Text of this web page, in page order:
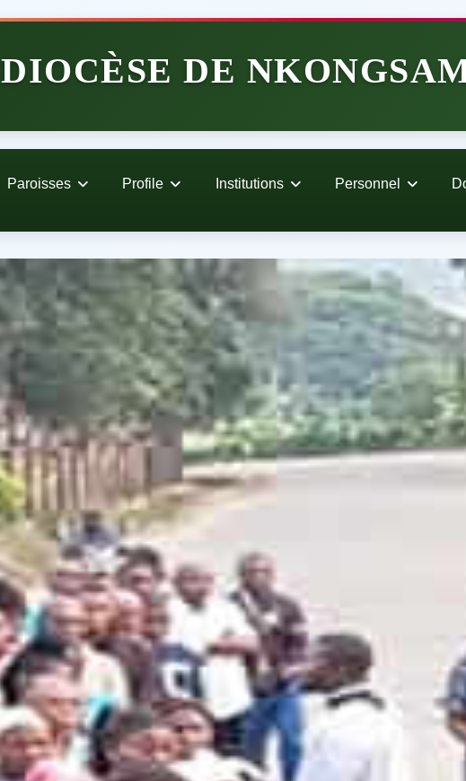
DIOCÈSE DE
Paroisses Profile Institutions Personnel